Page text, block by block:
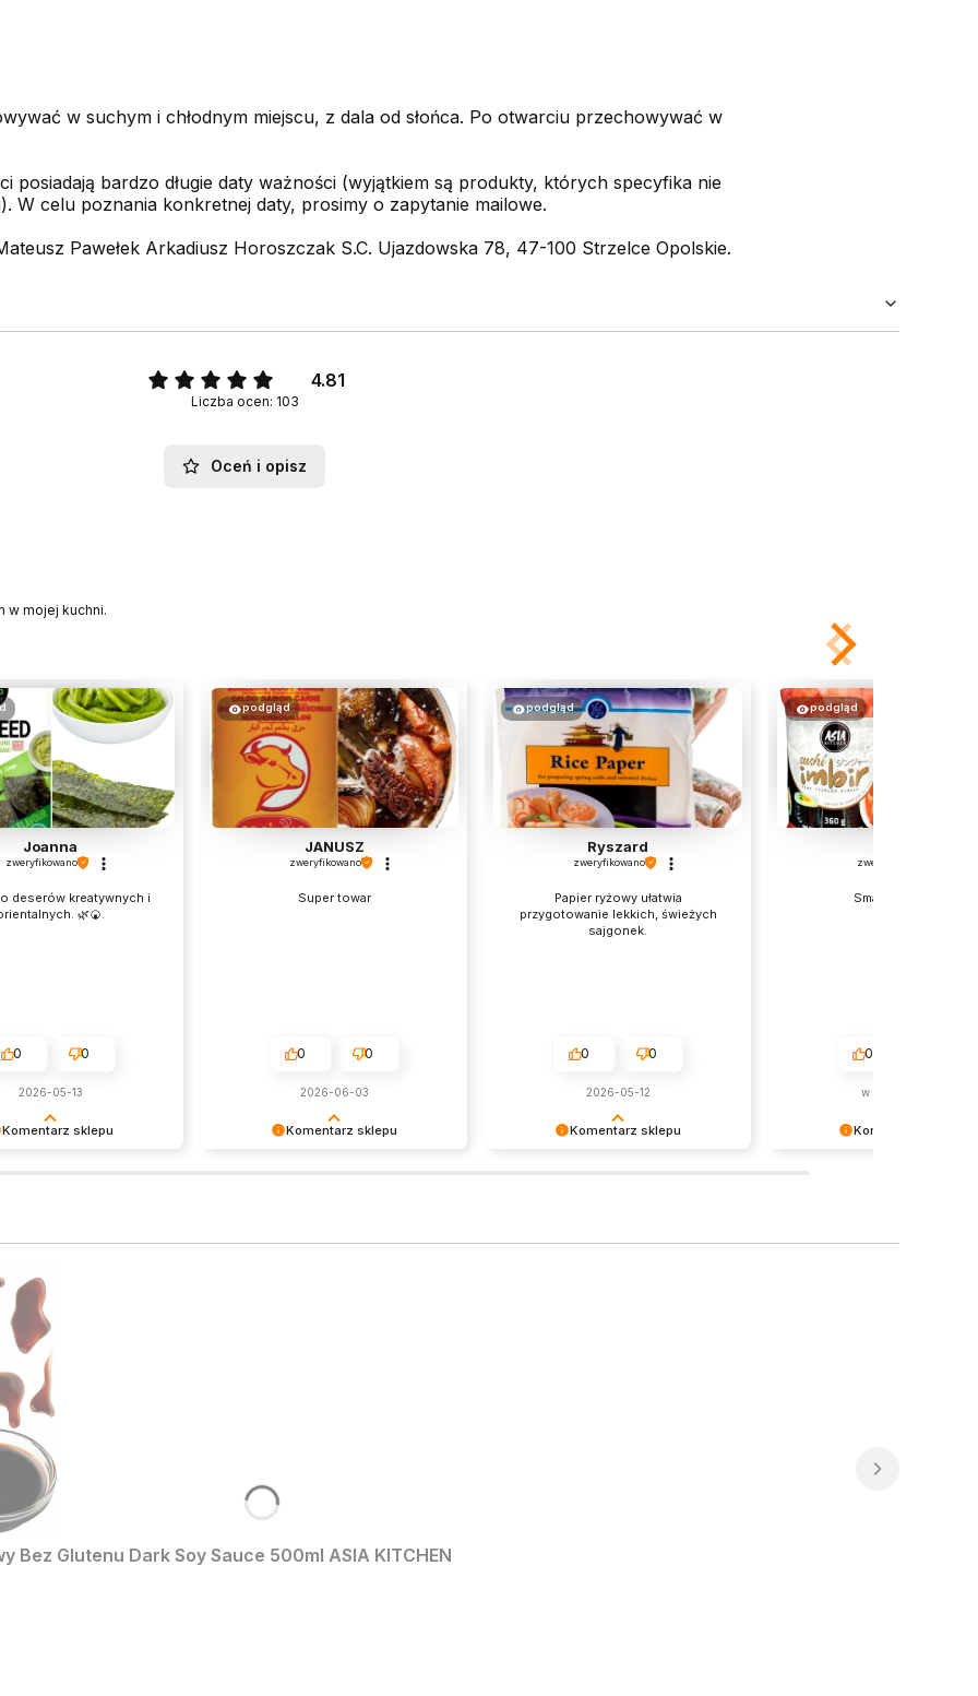
w suchym i chłodnym miejscu, z dala od słońca. Po otwarciu przechowywać w
posiadają bardzo długie daty ważności (wyjątkiem są produkty, których specyfika nie
W celu poznania konkretnej daty, prosimy o zapytanie mailowe.
Pawełek Arkadiusz Horoszczak S.C. Ujazdowska 78, 47-100 Strzelce Opolskie.
4.81
Liczba ocen: 103
Oceń i opisz
w mojej kuchni.
Komentarz sklepu
Joanna
zweryfikowano
deserów kreatywnych i
🌿🍘.
0 0
2026-05-13
Komentarz sklepu
podgląd
JANUSZ
zweryfikowano
Super towar
0 0
2026-06-03
Komentarz sklepu
podgląd
Ryszard
zweryfikowano
Papier ryżowy ułatwia
przygotowanie lekkich, świeżych
sajgonek.
0 0
2026-05-12
Komentarz sklepu
podgląd
zweryfikowano
Smaczny artykuł
0
w tym miesiącu
Bez Glutenu Dark Soy Sauce 500ml ASIA KITCHEN